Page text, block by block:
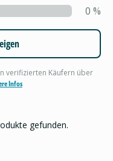
0 %
verifizierten Käufern über
Infos
gefunden.